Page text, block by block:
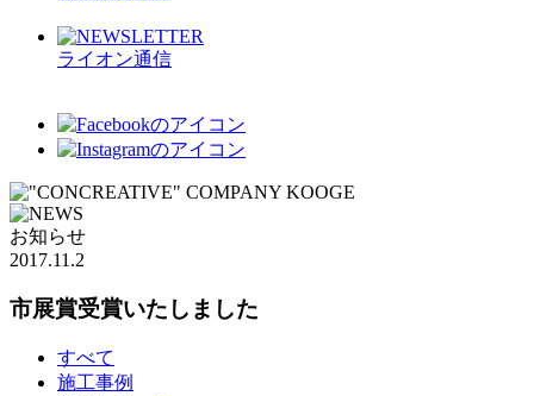
ライオン通信
お知らせ
2017.11.2
市展賞受賞いたしました
すべて
施工事例